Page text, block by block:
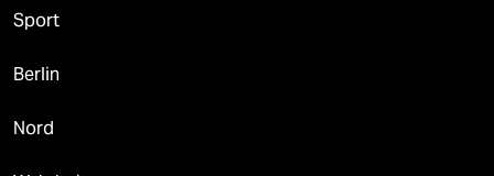
Sport
Berlin
Nord